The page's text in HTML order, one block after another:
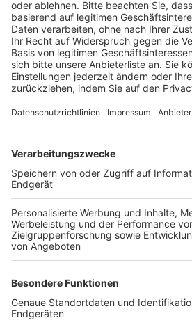
BFV-Geschäftsstellen
Trainerbörse
Login SpielPlus
FOLGE DEM BFV
TOP-VEREINE
TOP-PARTNER